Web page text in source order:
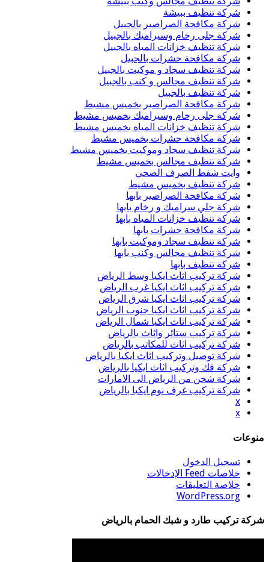
شركة تنظيف ببيشة
شركة مكافحة الصراصير بالجبيل
شركة جلى رخام وسيراميك بالجبيل
شركة تنظيف خزانات المياه بالجبيل
شركة مكافحة حشرات بالجبيل
شركة تنظيف سجاد و موكيت بالجبيل
شركة تنظيف مجالس و كنب بالجبيل
شركة تنظيف بالجبيل
شركة مكافحة الصراصير بخميس مشيط
شركة جلى رخام وسيراميك بخميس مشيط
شركة تنظيف خزانات المياه بخميس مشيط
شركة مكافحة حشرات بخميس مشيط
شركة تنظيف سجاد وموكيت بخميس مشيط
شركة تنظيف مجالس بخميس مشيط
وايت شفط الصرف الصحي
شركة تنظيف بخميس مشيط
شركة مكافحة الصراصير بابها
شركة جلي سراميك و رخام بابها
شركة تنظيف خزانات المياه بابها
شركة مكافحة حشرات بابها
شركة تنظيف سجاد وموكيت بابها
شركة تنظيف مجالس وكنب بابها
شركة تنظيف بابها
شركة تركيب اثاث ايكيا وسط الرياض
شركة تركيب اثاث ايكيا غرب الرياض
شركة تركيب اثاث ايكيا شرق الرياض
شركة تركيب اثاث ايكيا جنوب الرياض
شركة تركيب اثاث ايكيا شمال الرياض
شركة تركيب ستائر واثاث بالرياض
شركة تركيب اثاث للمكاتب بالرياض
شركة توصيل وتركيب اثاث ايكيا بالرياض
شركة فك وتركيب اثاث ايكيا بالرياض
شركة شحن من الرياض الى الامارات
شركة تركيب غرف نوم ايكيا بالرياض
x
x
منوعات
تسجيل الدخول
خلاصات Feed الإدخالات
خلاصة التعليقات
WordPress.org
شركة تركيب طارد و شبك الحمام بالرياض